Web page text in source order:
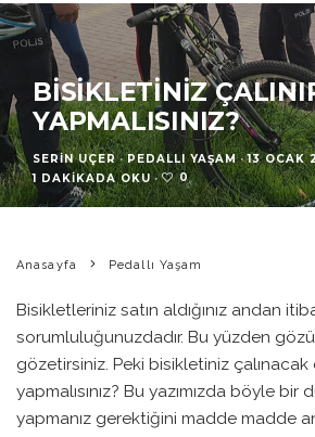
BISIKLETINIZ
YAPMALISINIZ?
SERIN UÇER · PEDALLI YAŞAM · 13 OCAK
1 DAKIKADA OKU · 0
Anasayfa Pedallı Yaşam
Bisikletleriniz satın aldığınız andan
sorumluluğunuzdadır. Bu yüzden
gözetirsiniz. Peki bisikletiniz
yapmalısınız? Bu yazımızda böyle bir
yapmanız gerektiğini madde madde